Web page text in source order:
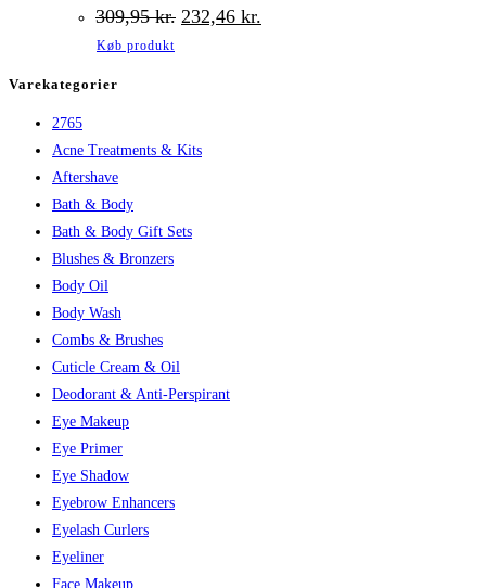
309,95kr. Den
oprindelige
232,46 kr.
aktuelle
Køb produkt
Varekategorier
2765
Acne Treatments & Kits
Aftershave
Bath & Body
Bath & Body Gift Sets
Blushes & Bronzers
Body Oil
Body Wash
Combs & Brushes
Cuticle Cream & Oil
Deodorant & Anti-Perspirant
Eye Makeup
Eye Primer
Eye Shadow
Eyebrow Enhancers
Eyelash Curlers
Eyeliner
Face Makeup